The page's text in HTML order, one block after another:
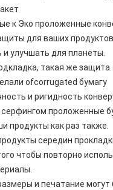
к Эко проложенные
для ваших
и улучшать для планеты.
такая же
ofcorrugated бумагу
и ригидность
проложенные
продукты как раз также.
середин
чтобы повторно
и печатание